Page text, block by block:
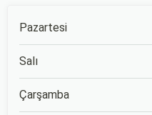
Pazartesi
Salı
Çarşamba